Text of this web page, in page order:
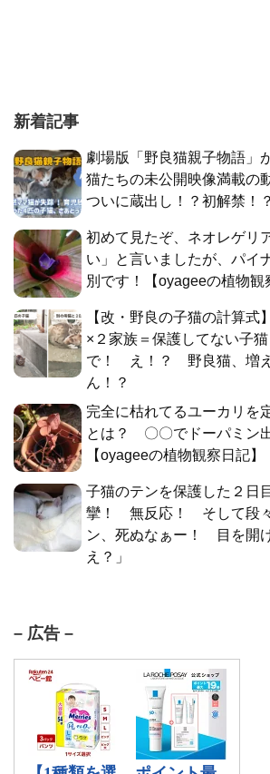
新着記事
劇場版「野良猫親子物語
猫たちの未公開映像満載の
ついに蔵出し！？初解禁！
初めて見たぞ、ネオレゲ
い」と言いましたが、パイ
別です！【oyageeの植物観
【改・野良の子猫の計算式
×２家族＝保護してない子
で！ え！？ 野良猫、増
ん！？
完全に枯れてるユーカリを
とは？ 〇〇でドーパミン
【oyageeの植物観察日記】
子猫のテンを保護した２
攣！ 無反応！ そして段
ン、死ぬなぁー！ 目を開
え？」
– 広告 –